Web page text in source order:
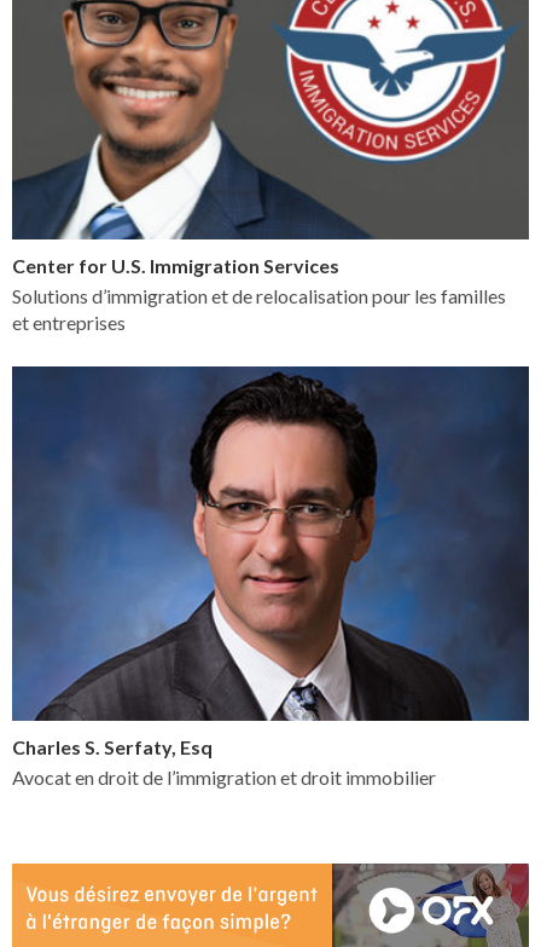
Center for U.S. Immigration Services
Solutions d’immigration et de relocalisation pour les familles
et entreprises
Charles S. Serfaty, Esq
Avocat en droit de l’immigration et droit immobilier